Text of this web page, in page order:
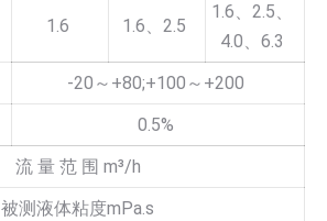
1.6 1.6、2.5
1.6、2.5、
4.0、6.3
-20～+80;+100～+200
0.5%
流 量 范 围 m³/h
被测液体粘度mPa.s